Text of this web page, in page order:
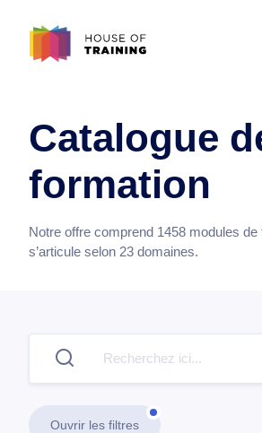
Catalogue
formation
Notre offre comprend 1458 modules de
s’articule selon 23 domaines.
Ouvrir les filtres